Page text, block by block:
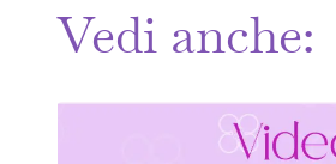
Vedi anche: